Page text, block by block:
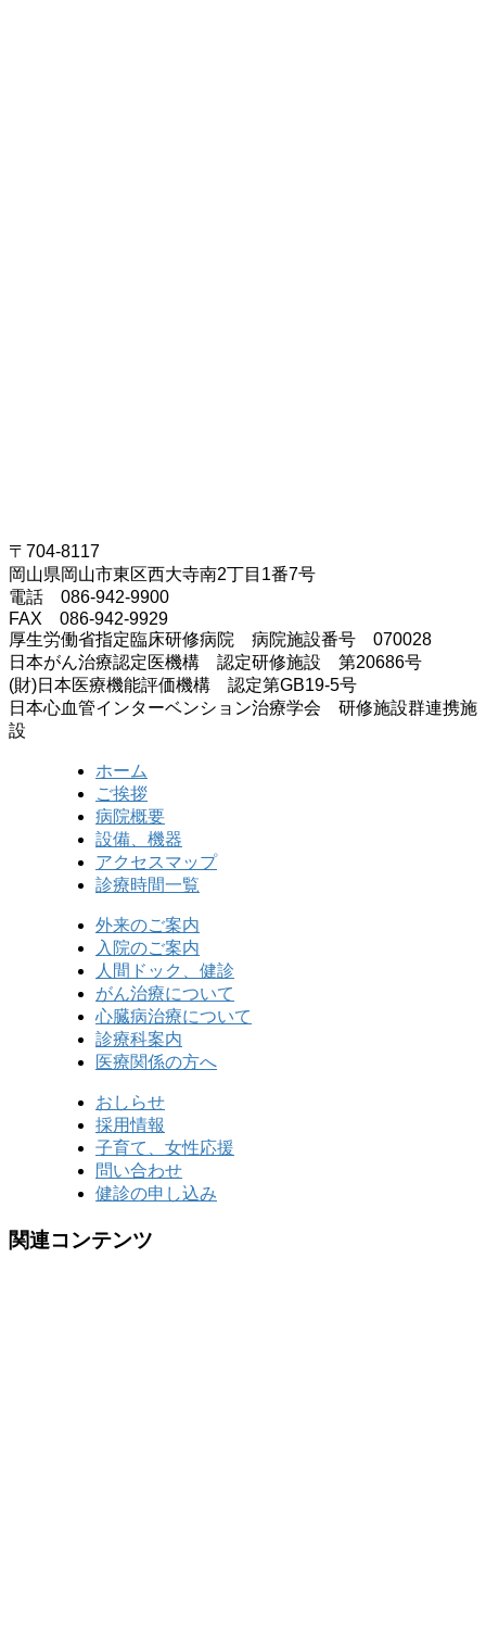
〒704-8117
岡山県岡山市東区西大寺南2丁目1番7号
電話 086-942-9900
FAX 086-942-9929
厚生労働省指定臨床研修病院 病院施設番号 070028
日本がん治療認定医機構 認定研修施設 第20686号
(財)日本医療機能評価機構 認定第GB19-5号
日本心血管インターベンション治療学会 研修施設群連携施
設
ホーム
ご挨拶
病院概要
設備、機器
アクセスマップ
診療時間一覧
外来のご案内
入院のご案内
人間ドック、健診
がん治療について
心臓病治療について
診療科案内
医療関係の方へ
おしらせ
採用情報
子育て、女性応援
問い合わせ
健診の申し込み
関連コンテンツ